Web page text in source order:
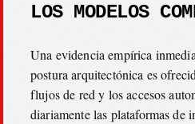
LOS MODELOS
Una evidencia empírica
postura arquitectónica es
flujos de red y los accesos
diariamente las plataformas de